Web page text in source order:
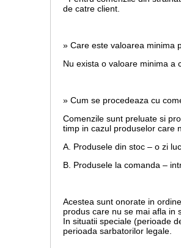
de catre client.
» Care este valoarea minima
Nu exista o valoare minima a
» Cum se procedeaza cu
Comenzile sunt preluate si
timp in cazul produselor care
A. Produsele din stoc – o zi
B. Produsele la comanda –
Acestea sunt onorate in
produs care nu se mai afla in
In situatii speciale (perioade
perioada sarbatorilor legale.